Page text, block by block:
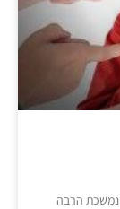
נמשכת הרבה